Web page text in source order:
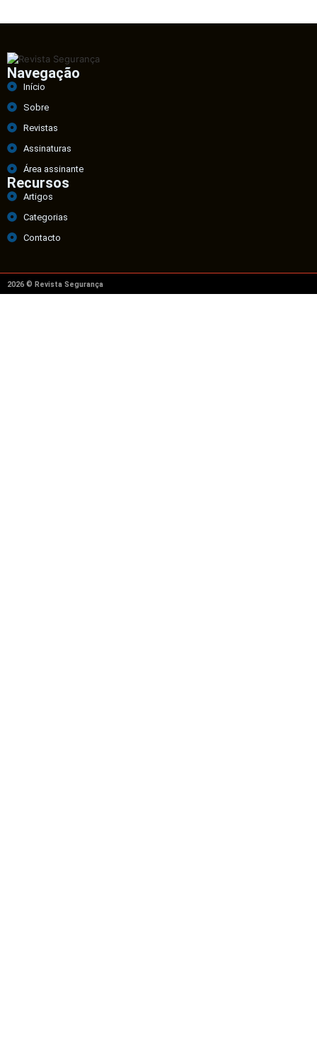
Navegação
Início
Sobre
Revistas
Assinaturas
Área assinante
Recursos
Artigos
Categorias
Contacto
2026 © Revista Segurança